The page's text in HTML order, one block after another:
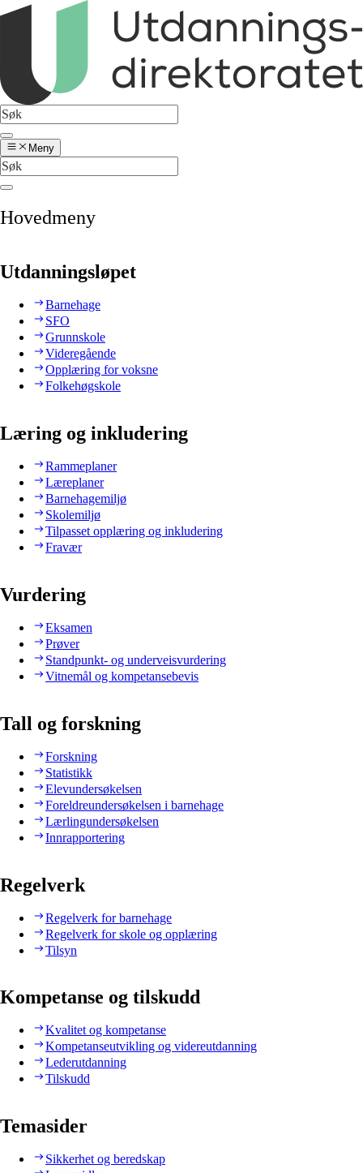
Meny
Hovedmeny
Utdanningsløpet
Barnehage
SFO
Grunnskole
Videregående
Opplæring for voksne
Folkehøgskole
Læring og inkludering
Rammeplaner
Læreplaner
Barnehagemiljø
Skolemiljø
Tilpasset opplæring og inkludering
Fravær
Vurdering
Eksamen
Prøver
Standpunkt- og underveisvurdering
Vitnemål og kompetansebevis
Tall og forskning
Forskning
Statistikk
Elevundersøkelsen
Foreldreundersøkelsen i barnehage
Lærlingundersøkelsen
Innrapportering
Regelverk
Regelverk for barnehage
Regelverk for skole og opplæring
Tilsyn
Kompetanse og tilskudd
Kvalitet og kompetanse
Kompetanseutvikling og videreutdanning
Lederutdanning
Tilskudd
Temasider
Sikkerhet og beredskap